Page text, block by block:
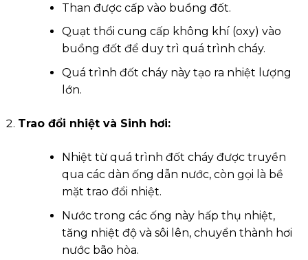
Than được cấp vào buồng đốt.
Quạt thổi cung cấp không khí (oxy) vào
buồng đốt để duy trì quá trình cháy.
Quá trình đốt cháy này tạo ra nhiệt lượng
lớn.
Trao đổi nhiệt và Sinh hơi:
Nhiệt từ quá trình đốt cháy được truyền
qua các dàn ống dẫn nước, còn gọi là bề
mặt trao đổi nhiệt.
Nước trong các ống này hấp thụ nhiệt,
tăng nhiệt độ và sôi lên, chuyển thành hơi
nước bão hòa.